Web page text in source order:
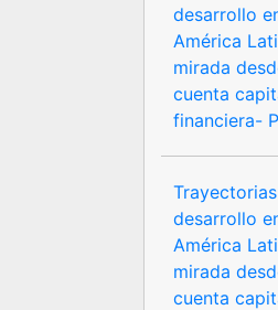
desarrollo
América
mirada
cuenta
financiera-
desarrollo
América
mirada
cuenta